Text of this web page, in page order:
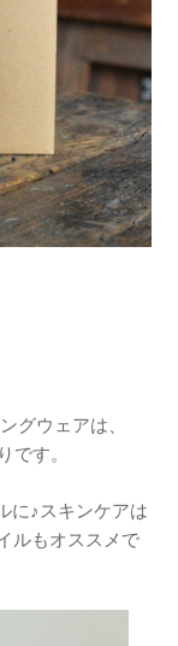
グウェアは、
です。
に♪スキンケアは
ルもオススメで